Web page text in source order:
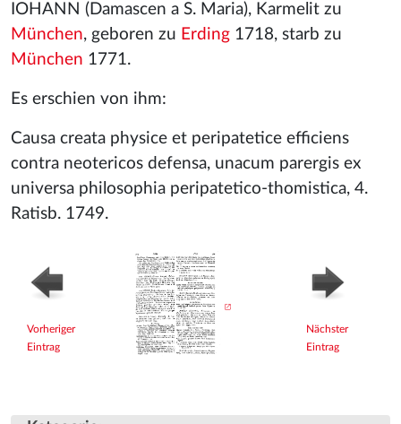
IOHANN (Damascen a S. Maria), Karmelit zu
München, geboren zu Erding 1718, starb zu
München 1771.
Es erschien von ihm:
Causa creata physice et peripatetice efficiens
contra neotericos defensa, unacum parergis ex
universa philosophia peripatetico-thomistica, 4.
Ratisb. 1749.
Vorheriger
Eintrag
Nächster
Eintrag